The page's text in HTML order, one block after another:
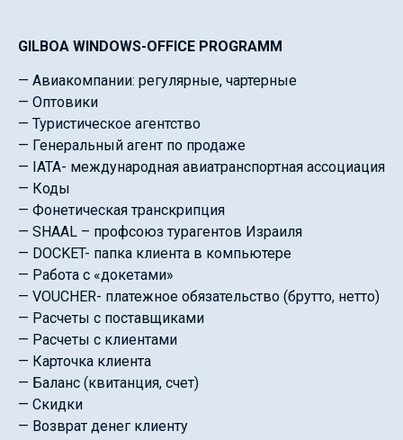
GILBOA WINDOWS-OFFICE PROGRAMM
— Авиакомпании: регулярные, чартерные
— Оптовики
— Туристическое агентство
— Генеральный агент по продаже
— IATA- международная авиатранспортная ассоциация
— Коды
— Фонетическая транскрипция
— SHAAL – профсоюз турагентов Израиля
— DOCKET- папка клиента в компьютере
— Работа с «докетами»
— VOUCHER- платежное обязательство (брутто, нетто)
— Расчеты с поставщиками
— Расчеты с клиентами
— Карточка клиента
— Баланс (квитанция, счет)
— Скидки
— Возврат денег клиенту